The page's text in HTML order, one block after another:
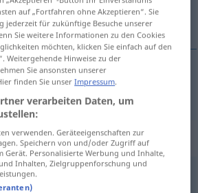
für "Rutschbahn"
auf „Fortfahren ohne Akzeptieren“. Sie
jederzeit für zukünftige Besuche unserer
Sie weitere Informationen zu den Cookies
möchten, klicken Sie einfach auf den
Weitergehende Hinweise zu der
Sie ansonsten unserer
finden Sie unserImpressum.
verarbeiten Daten, um
verwenden. Geräteeigenschaften zur
Speichern von und/oder Zugriff auf
Gerät. Personalisierte Werbung und Inhalte,
Inhalten, Zielgruppenforschung und